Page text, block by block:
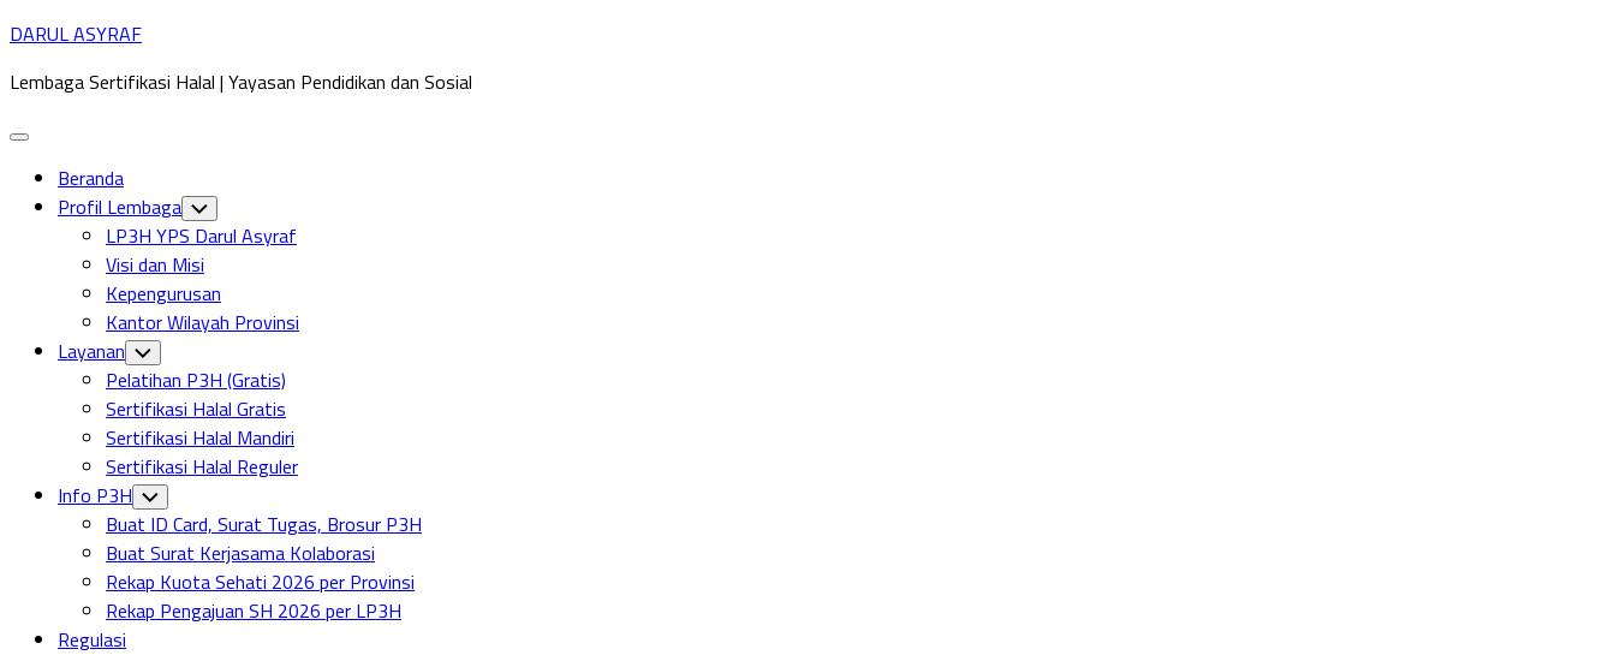
Skip
content
DARUL ASYRAF
Lembaga Sertifikasi Halal | Yayasan Pendidikan dan Sosial
Expand
Beranda
Profil Lembaga Toggle
Child
Menu
LP3H YPS Darul Asyraf
Visi dan Misi
Kepengurusan
Kantor Wilayah Provinsi
Layanan Toggle
Child
Menu
Pelatihan P3H (Gratis)
Sertifikasi Halal Gratis
Sertifikasi Halal Mandiri
Sertifikasi Halal Reguler
Info P3H Toggle
Child
Menu
Buat ID Card, Surat Tugas, Brosur P3H
Buat Surat Kerjasama Kolaborasi
Rekap Kuota Sehati 2026 per Provinsi
Rekap Pengajuan SH 2026 per LP3H
Regulasi